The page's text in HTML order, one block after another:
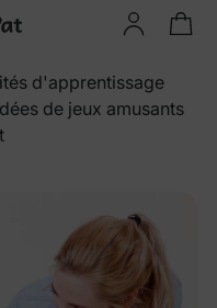
d'apprentissage
de jeux amusants